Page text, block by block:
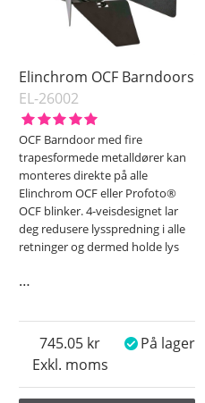
Elinchrom OCF Barndoors
EL-26002
OCF Barndoor med fire
trapesformede metalldører kan
monteres direkte på alle
Elinchrom OCF eller Profoto®
OCF blinker. 4-veisdesignet lar
deg redusere lysspredning i alle
retninger og dermed holde lys
…
Exkl. moms
745.05 På lager